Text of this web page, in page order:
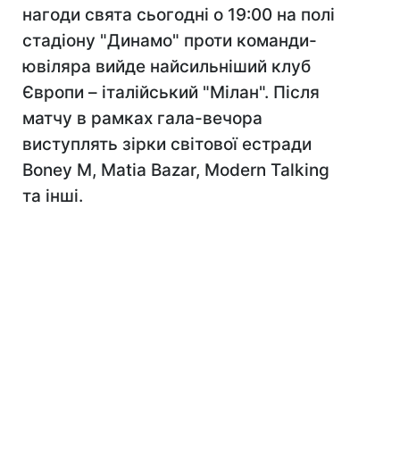
нагоди свята сьогодні о 19:00 на полі
стадіону "Динамо" проти команди-
ювіляра вийде найсильніший клуб
Європи – італійський "Мілан". Після
матчу в рамках гала-вечора
виступлять зірки світової естради
Boney M, Matia Bazar, Modern Talking
та інші.